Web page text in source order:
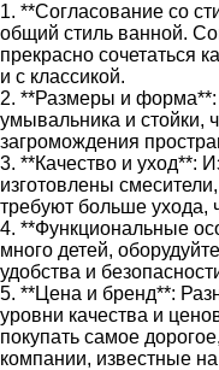
1. **Согласование со
общий стиль ванной.
прекрасно сочетаться
и с классикой.
2. **Размеры и
умывальника и стойки,
загромождения
3. **Качество и уход**:
изготовлены
требуют больше ухода,
4. **Функциональные
много детей,
удобства и
5. **Цена и бренд**:
уровни качества и
покупать самое
компании, известные